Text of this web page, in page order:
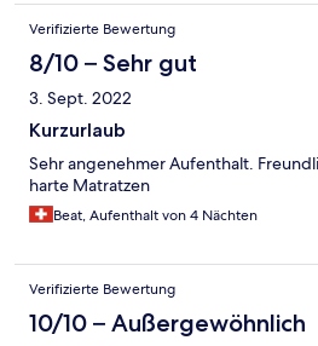
15€. Bei der Abreise wurde zudem
in Höhe von 2€ pro Person und Nacht
Vorfeld zu kommunizieren
Verifizierte Bewertung
8/10 – Sehr gut
3. Sept. 2022
Kurzurlaub
Sehr angenehmer Aufenthalt.
harte Matratzen
Beat, Aufenthalt von 4 Nächten
Verifizierte Bewertung
10/10 – Außergewöhnlich